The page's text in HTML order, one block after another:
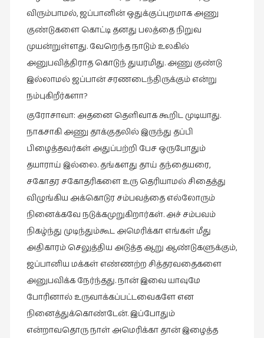
விரும்பாமல், ஜப்பானின் ஒதுக்குப்புறமாக அணு
குண்டுகளை கொட்டி தனது பலத்தை நிறுவ
முயன்றுள்ளது. வேறெந்த நாடும் உலகில்
அனுபவித்திராத கொடுந் துயரமிது. அணு குண்டு
இல்லாமல் ஜப்பான் சரணடைந்திருக்கும் என்று
நம்புகிறீர்களா?
குரோசாவா: அதனை தெளிவாக கூறிட முடியாது.
நாகசாகி அணு தாக்குதலில் இருந்து தப்பி
பிழைத்தவர்கள் அதுப்பற்றி பேச ஒருபோதும்
தயாராய் இல்லை. தங்களது தாய் தந்தையரை,
சகோதர சகோதரிகளை உரு தெரியாமல் சிதைத்து
விழுங்கிய அக்கொடுர சம்பவத்தை எல்லோரும்
நினைக்கவே நடுக்கமுறுகிறார்கள். அச் சம்பவம்
நிகழ்ந்து முடிந்தும்கூட அமெரிக்கா எங்கள் மீது
அதிகாரம் செலுத்திய அடுத்த ஆறு ஆண்டுகளுக்கும்,
ஜப்பானிய மக்கள் எண்ணற்ற சித்தரவதைகளை
அனுபவிக்க நேர்ந்தது. நான் இவை யாவுமே
போரினால் உருவாக்கப்பட்டவைகளே என
நினைத்துக்கொண்டேன். இப்போதும்
என்றாவதொரு நாள் அமெரிக்கா தான் இழைத்த